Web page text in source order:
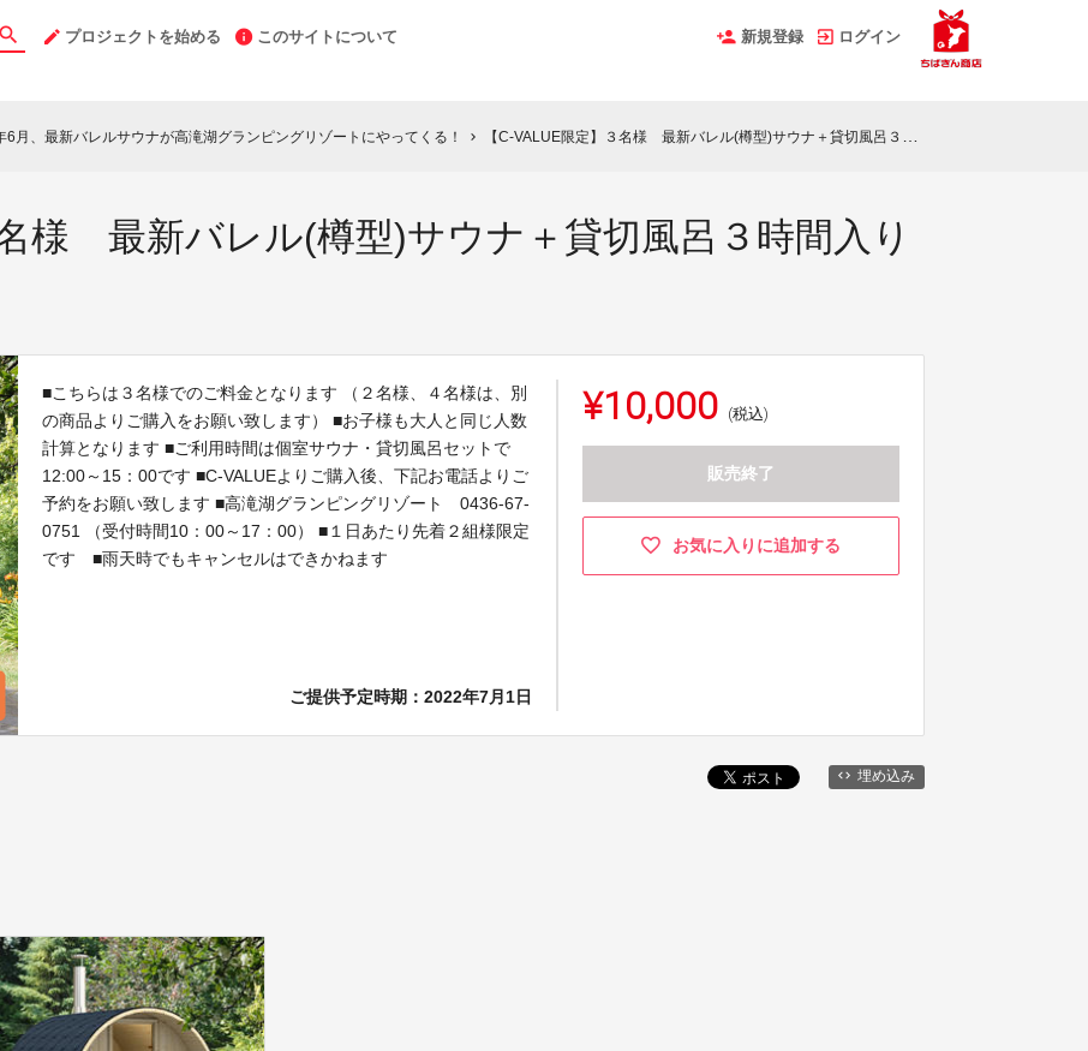
プロジェクトを始める このサイトについて 新規登録 ログイン
6月、最新バレルサウナが高滝湖グランピングリゾートにやってくる！ chevron_right 【C-VALUE限定】３名様 最新バレル(樽型)サウナ＋貸切風呂３時間入り放題 アロマ付き
名様 最新バレル(樽型)サウナ＋貸切風呂３時間入り
■こちらは３名様でのご料金となります （２名様、４名様は、別
の商品よりご購入をお願い致します） ■お子様も大人と同じ人数
計算となります ■ご利用時間は個室サウナ・貸切風呂セットで
12:00～15：00です ■C-VALUEよりご購入後、下記お電話よりご
予約をお願い致します ■高滝湖グランピングリゾート 0436-67-
0751 （受付時間10：00～17：00） ■１日あたり先着２組様限定
です ■雨天時でもキャンセルはできかねます
ご提供予定時期：2022年7月1日
¥10,000 (税込)
販売終了
お気に入りに追加する
埋め込み